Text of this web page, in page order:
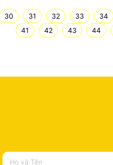
30 31 32 33 34
41
42 43 44